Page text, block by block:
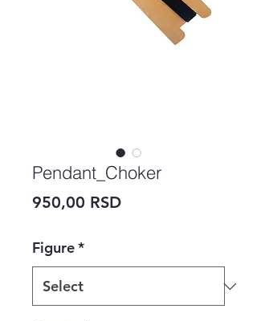
Pendant_Choker
950,00 RSDPrice
Figure*